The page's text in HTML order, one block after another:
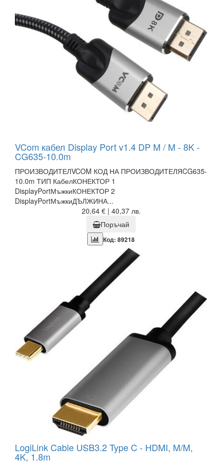
VCom кабел Display Port v1.4 DP M / M - 8K -
CG635-10.0m
ПРОИЗВОДИТЕЛVCOM КОД НА ПРОИЗВОДИТЕЛЯCG635-
10.0m ТИП КабелКОНЕКТОР 1
DisplayPortМъжкиКОНЕКТОР 2
DisplayPortМъжкиДЪЛЖИНА...
20,64 € | 40,37 лв.
Поръчай
Код: 89218
LogiLink Cable USB3.2 Type C - HDMI, M/M,
4K, 1.8m